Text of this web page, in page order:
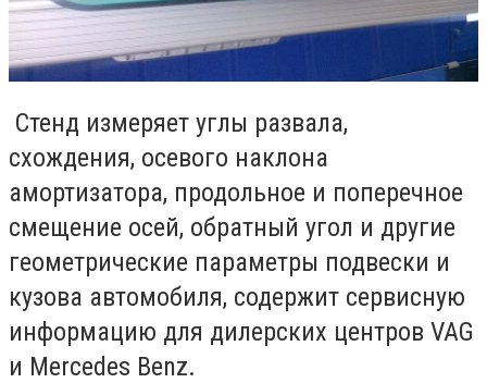
Стенд измеряет углы развала,
схождения, осевого наклона
амортизатора, продольное и поперечное
смещение осей, обратный угол и другие
геометрические параметры подвески и
кузова автомобиля, содержит сервисную
информацию для дилерских центров VAG
и Mercedes Benz.